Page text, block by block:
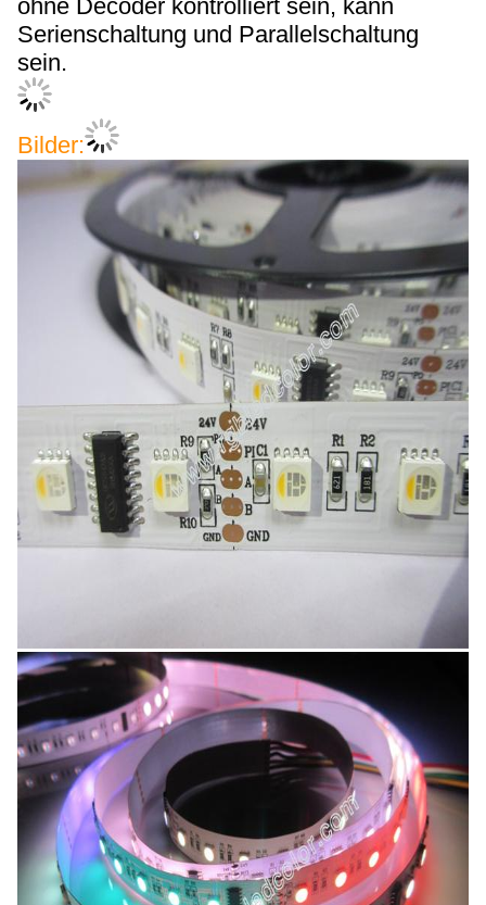
ohne Decoder kontrolliert sein, kann
Serienschaltung und Parallelschaltung
sein.
Bilder: